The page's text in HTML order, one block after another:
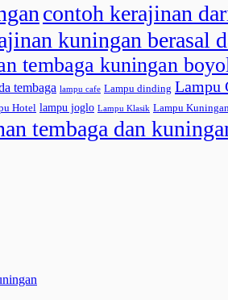
contoh kerajinan
kuningan berasal
tembaga kuningan
tembaga lampu cafe Lampu dinding Lampu
Hotel lampu joglo Lampu Klasik Lampu
tembaga dan